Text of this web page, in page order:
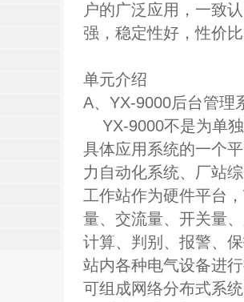
户的广泛应用，一致
强，稳定性好，性价
单元介绍
A、 YX-9000后台管理
YX-9000不是为单
具体应用系统的一个
力自动化系统、厂站
工作站作为硬件平台
量、交流量、开关量
计算、判别、报警、
站内各种电气设备进
可组成网络分布式系